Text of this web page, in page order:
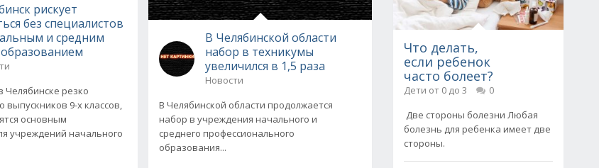
рискует
без специалистов
и средним
Челябинске резко
выпускников 9-х классов,
основным
учреждений начального
В Челябинской области
набор в техникумы
увеличился в 1,5 раза
Новости
В Челябинской области продолжается
набор в учреждения начального и
среднего профессионального
образования...
Что делать,
если ребенок
часто болеет?
Дети от 0 до 3
0
Две стороны болезни Любая
болезнь для ребенка имеет две
стороны.